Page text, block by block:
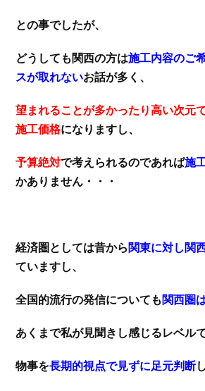
との事でしたが、
どうしても関西の方は施工内容のご
スが取れないお話が多く、
望まれることが多かったり高い次元
施工価格になりますし、
予算絶対で考えられるのであれば施
かありません・・・
経済圏としては昔から 関東に対し関
ていますし、
全国的流行の発信についても 関西圏
あくまで私が見聞きし感じるレベル
物事を長期的視点で見ずに足元判断